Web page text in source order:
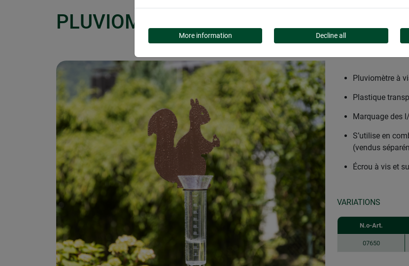
PLUVIOMÈTRE À VISSER SUR TUTEUR
Pluviomètre à
Plastique
Marquage des
S’utilise en
(vendus
Écrou à vis et
VARIATIONS
N.o-Art.
07650
More information Decline all